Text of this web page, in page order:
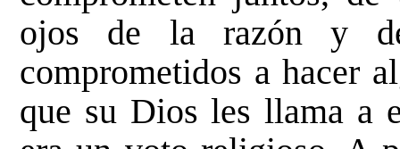
ojos de la razón y
comprometidos a hacer
que su Dios les llama a